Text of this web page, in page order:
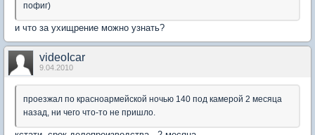
пофиг)
и что за ухищрение можно узнать?
videoIcar
9.04.2010
проезжал по красноармейской ночью 140 под камерой 2 месяца
назад, ни чего что-то не пришло.